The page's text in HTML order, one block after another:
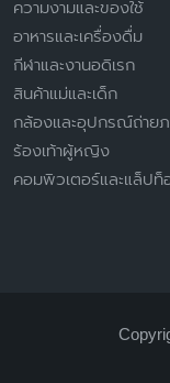
ความงามและของใช้
อาหารและเครื่องดื่ม
กีฬาและงานอดิเรก
สินค้าแม่และเด็ก
กล้องและอุปกรณ์ถ่าย
ร้องเท้าผู้หญิง
คอมพิวเตอร์และแล็ปท็